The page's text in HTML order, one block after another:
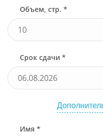
Объем, стр. *
Срок сдачи *
Имя *